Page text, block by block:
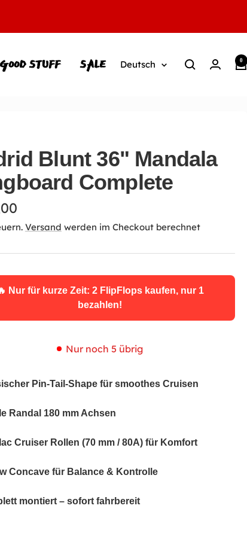
GOOD STUFF SALE Sprache
Deutsch 0
Blunt 36" Mandala
Complete
Versand werden im Checkout berechnet
Nur für kurze Zeit: 2 FlipFlops kaufen, nur 1
bezahlen!
Nur noch 5 übrig
Pin-Tail-Shape für smoothes Cruisen
Randal 180 mm Achsen
Cruiser Rollen (70 mm / 80A) für Komfort
Concave für Balance & Kontrolle
montiert – sofort fahrbereit